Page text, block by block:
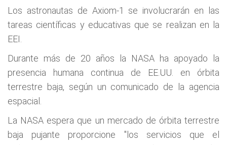
Los astronautas de Axiom-1 se involucrarán en las
tareas científicas y educativas que se realizan en la
EEI.
Durante más de 20 años la NASA ha apoyado la
presencia humana continua de EE.UU. en órbita
terrestre baja, según un comunicado de la agencia
espacial.
La NASA espera que un mercado de órbita terrestre
baja pujante proporcione "los servicios que el